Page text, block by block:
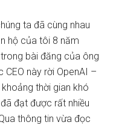
ta đã cùng nhau
hộ của tôi 8 năm
bài đăng của ông
CEO này rời OpenAI –
thời gian khó
đạt được rất nhiều
thông tin vừa đọc